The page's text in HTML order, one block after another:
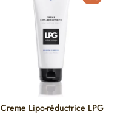
Creme Lipo-réductrice LPG